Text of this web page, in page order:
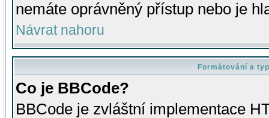
nemáte oprávněný přístup nebo je
Návrat nahoru
Formátování a
Co je BBCode?
BBCode je zvláštní implementace